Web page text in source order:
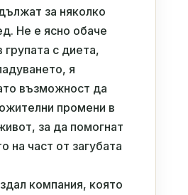
за няколко
Не е ясно обаче
групата с диета,
я
възможност да
промени в
за да помогнат
на част от загубата
компания, която